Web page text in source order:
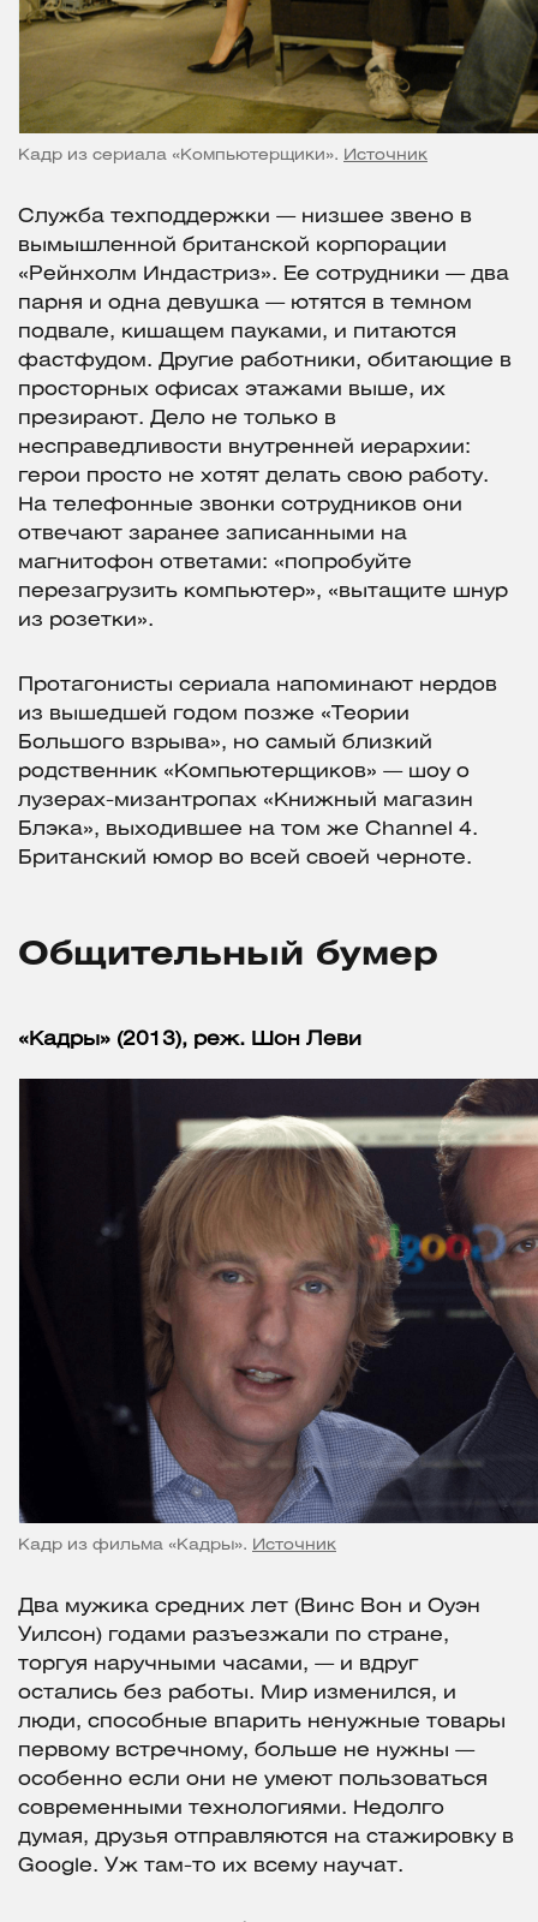
Кадр из сериала «Компьютерщики». Источник
Служба техподдержки — низшее звено в
вымышленной британской корпорации
«Рейнхолм Индастриз». Ее сотрудники — два
парня и одна девушка — ютятся в темном
подвале, кишащем пауками, и питаются
фастфудом. Другие работники, обитающие в
просторных офисах этажами выше, их
презирают. Дело не только в
несправедливости внутренней иерархии:
герои просто не хотят делать свою работу.
На телефонные звонки сотрудников они
отвечают заранее записанными на
магнитофон ответами: «попробуйте
перезагрузить компьютер», «вытащите шнур
из розетки».
Протагонисты сериала напоминают нердов
из вышедшей годом позже «Теории
Большого взрыва», но самый близкий
родственник «Компьютерщиков» — шоу о
лузерах-мизантропах «Книжный магазин
Блэка», выходившее на том же Channel 4.
Британский юмор во всей своей черноте.
Общительный бумер
«Кадры» (2013), реж. Шон Леви
Кадр из фильма «Кадры». Источник
Два мужика средних лет (Винс Вон и Оуэн
Уилсон) годами разъезжали по стране,
торгуя наручными часами, — и вдруг
остались без работы. Мир изменился, и
люди, способные впарить ненужные товары
первому встречному, больше не нужны —
особенно если они не умеют пользоваться
современными технологиями. Недолго
думая, друзья отправляются на стажировку в
Google. Уж там-то их всему научат.